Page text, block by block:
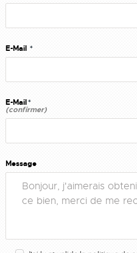
E-Mail *
E-Mail*
(confirmer)
Message